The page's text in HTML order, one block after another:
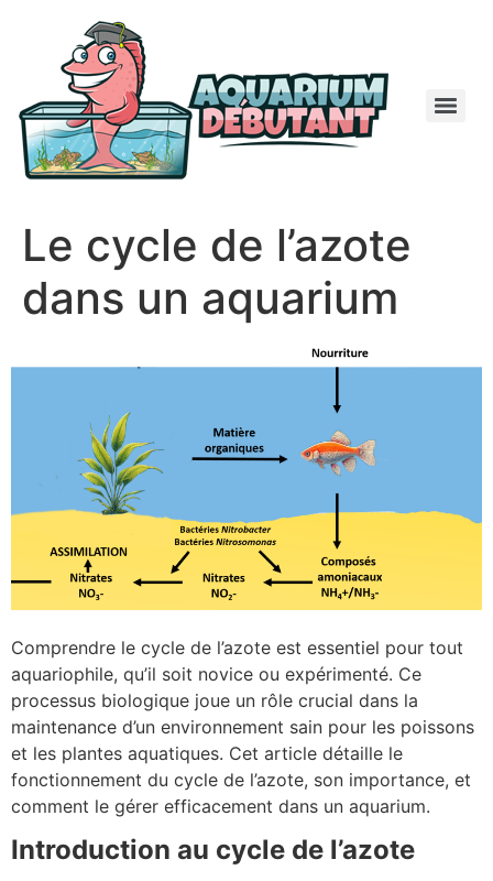
Le cycle de l’azote
dans un aquarium
Comprendre le cycle de l’azote est essentiel pour tout
aquariophile, qu’il soit novice ou expérimenté. Ce
processus biologique joue un rôle crucial dans la
maintenance d’un environnement sain pour les poissons
et les plantes aquatiques. Cet article détaille le
fonctionnement du cycle de l’azote, son importance, et
comment le gérer efficacement dans un aquarium.
Introduction au cycle de l’azote